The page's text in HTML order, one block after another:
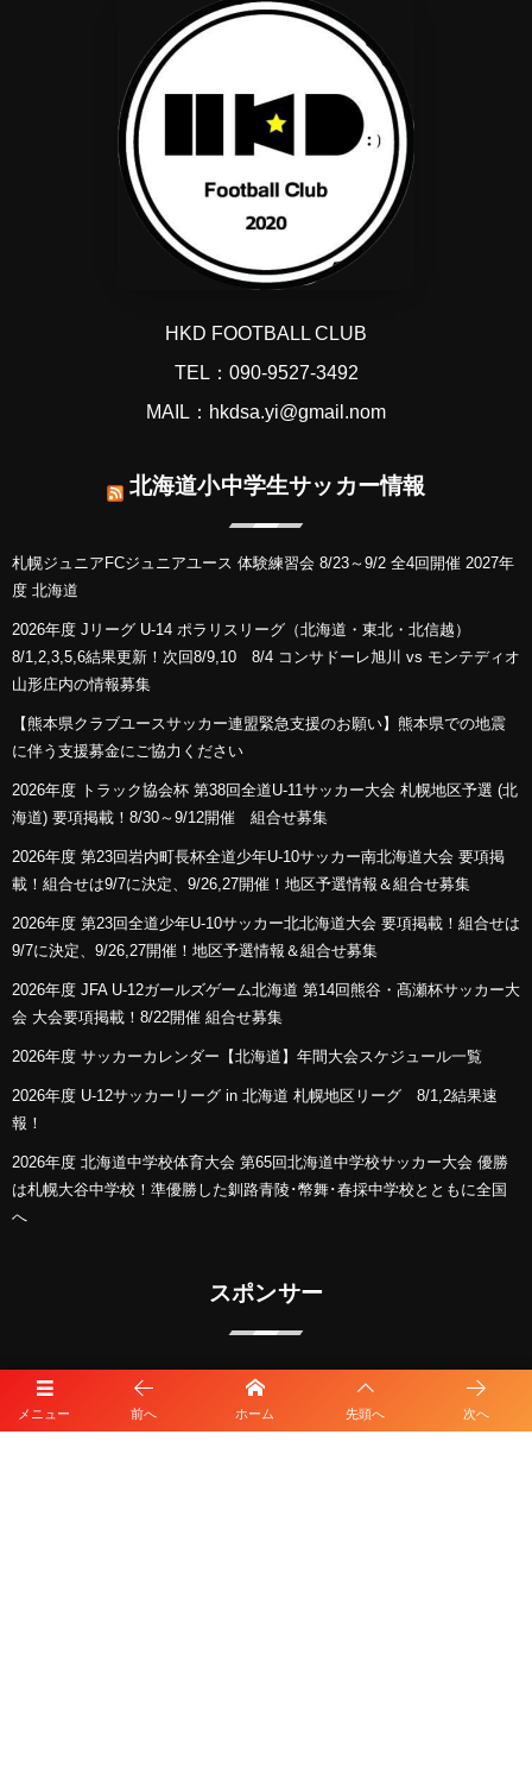
メニュー 前へ ホーム 先頭へ 次へ
HKD FOOTBALL CLUB
TEL：090-9527-3492
MAIL：hkdsa.yi@gmail.nom
北海道小中学生サッカー情報
札幌ジュニアFCジュニアユース 体験練習会 8/23～9/2 全4回開催 2027年
度 北海道
2026年度 Jリーグ U-14 ポラリスリーグ（北海道・東北・北信越）
8/1,2,3,5,6結果更新！次回8/9,10 8/4 コンサドーレ旭川 vs モンテディオ
山形庄内の情報募集
【熊本県クラブユースサッカー連盟緊急支援のお願い】熊本県での地震
に伴う支援募金にご協力ください
2026年度 トラック協会杯 第38回全道U-11サッカー大会 札幌地区予選 (北
海道) 要項掲載！8/30～9/12開催 組合せ募集
2026年度 第23回岩内町長杯全道少年U-10サッカー南北海道大会 要項掲
載！組合せは9/7に決定、9/26,27開催！地区予選情報＆組合せ募集
2026年度 第23回全道少年U-10サッカー北北海道大会 要項掲載！組合せは
9/7に決定、9/26,27開催！地区予選情報＆組合せ募集
2026年度 JFA U-12ガールズゲーム北海道 第14回熊谷・髙瀬杯サッカー大
会 大会要項掲載！8/22開催 組合せ募集
2026年度 サッカーカレンダー【北海道】年間大会スケジュール一覧
2026年度 U-12サッカーリーグ in 北海道 札幌地区リーグ 8/1,2結果速
報！
2026年度 北海道中学校体育大会 第65回北海道中学校サッカー大会 優勝
は札幌大谷中学校！準優勝した釧路青陵･幣舞･春採中学校とともに全国
へ
スポンサー